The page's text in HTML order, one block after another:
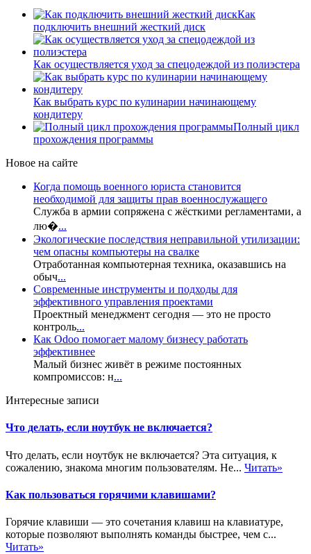
Как
подключить внешний жесткий диск
Как осуществляется уход за спецодеждой из полиэстера
Как выбрать курс по кулинарии начинающему
кондитеру
Полный цикл
прохождения программы
Новое на сайте
Когда помощь военного юриста становится
необходимой для защиты прав военнослужащего
Служба в армии сопряжена с жёсткими регламентами, а
лю�...
Экологические последствия неправильной утилизации:
чем опасны компьютеры на свалке
Отработанная компьютерная техника, оказавшись на
обыч...
Современные инструменты и подходы для
эффективного управления проектами
Проектный менеджмент сегодня — это не просто
контроль...
Как Odoo помогает малому бизнесу работать
эффективнее
Малый бизнес живёт в режиме постоянных
компромиссов: н...
Интересные записи
Что делать, если ноутбук не включается?
Что делать, если ноутбук не включается? Эта ситуация, к
сожалению, знакома многим пользователям. Не... Читать»
Как пользоваться горячими клавишами?
Горячие клавиши — это сочетания клавиш на клавиатуре,
которые позволяют выполнять команды быстрее, чем с...
Читать»